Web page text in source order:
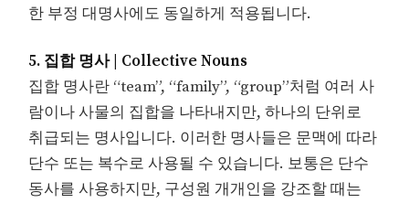
한 부정 대명사에도 동일하게 적용됩니다.
5. 집합 명사 | Collective Nouns
집합 명사란 “team”, “family”, “group”처럼 여러 사
람이나 사물의 집합을 나타내지만, 하나의 단위로
취급되는 명사입니다. 이러한 명사들은 문맥에 따라
단수 또는 복수로 사용될 수 있습니다. 보통은 단수
동사를 사용하지만, 구성원 개개인을 강조할 때는